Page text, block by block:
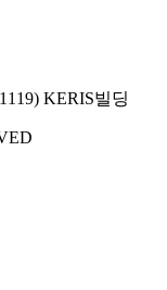
KERIS빌딩